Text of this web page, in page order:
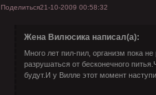
Поделиться21-10-2009 00:58:32
Жена Вилюсика написал(а):
Много лет пил-пил, организм пока
разрушаться от бесконечного
будут.И у Вилле этот момент